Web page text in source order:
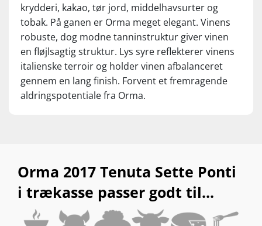
krydderi, kakao, tør jord, middelhavsurter og
tobak. På ganen er Orma meget elegant. Vinens
robuste, dog modne tanninstruktur giver vinen
en fløjlsagtig struktur. Lys syre reflekterer vinens
italienske terroir og holder vinen afbalanceret
gennem en lang finish. Forvent et fremragende
aldringspotentiale fra Orma.
Orma 2017 Tenuta Sette Ponti
i trækasse passer godt til...